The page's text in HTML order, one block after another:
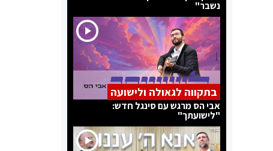
נשבר"
בתקווה לגאולה ולישועה
אבי הס מרגש עם סינגל חדש:
"לישועתך"